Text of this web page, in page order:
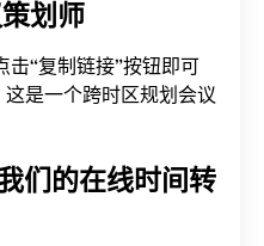
划师
击“复制链接”按钮即可
是一个跨时区规划会议
们的在线时间转